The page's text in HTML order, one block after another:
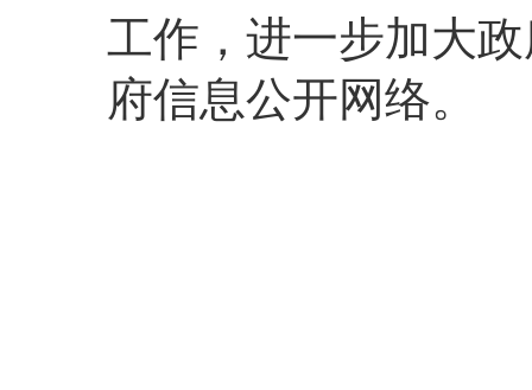
工作，进一步加大
府信息公开网络。